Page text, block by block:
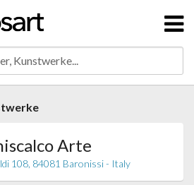
Arte
108, 84081 Baronissi - Italy